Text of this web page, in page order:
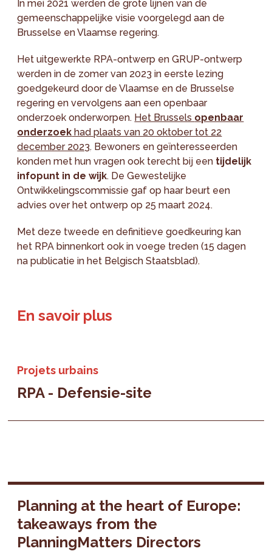
In mei 2021 werden de grote lijnen van de
gemeenschappelijke visie voorgelegd aan de
Brusselse en Vlaamse regering.
Het uitgewerkte RPA-ontwerp en GRUP-ontwerp
werden in de zomer van 2023 in eerste lezing
goedgekeurd door de Vlaamse en de Brusselse
regering en vervolgens aan een openbaar
onderzoek onderworpen. Het Brussels openbaar
onderzoek had plaats van 20 oktober tot 22
december 2023. Bewoners en geïnteresseerden
konden met hun vragen ook terecht bij een tijdelijk
infopunt in de wijk. De Gewestelijke
Ontwikkelingscommissie gaf op haar beurt een
advies over het ontwerp op 25 maart 2024.
Met deze tweede en definitieve goedkeuring kan
het RPA binnenkort ook in voege treden (15 dagen
na publicatie in het Belgisch Staatsblad).
En savoir plus
Projets urbains
RPA - Defensie-site
Planning at the heart of Europe:
takeaways from the
PlanningMatters Directors